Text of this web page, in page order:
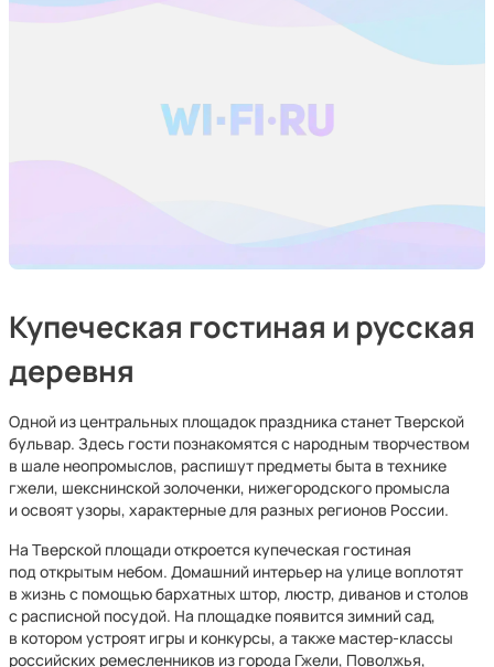
Купеческая гостиная и русская
деревня
Одной из центральных площадок праздника станет Тверской
бульвар. Здесь гости познакомятся с народным творчеством
в шале неопромыслов, распишут предметы быта в технике
гжели, шекснинской золоченки, нижегородского промысла
и освоят узоры, характерные для разных регионов России.
На Тверской площади откроется купеческая гостиная
под открытым небом. Домашний интерьер на улице воплотят
в жизнь с помощью бархатных штор, люстр, диванов и столов
с расписной посудой. На площадке появится зимний сад,
в котором устроят игры и конкурсы, а также мастер-классы
российских ремесленников из города Гжели, Поволжья,